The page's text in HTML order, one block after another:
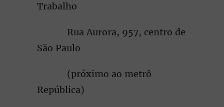
Trabalho
Rua Aurora, 957, centro de
São Paulo
(próximo ao metrô
República)